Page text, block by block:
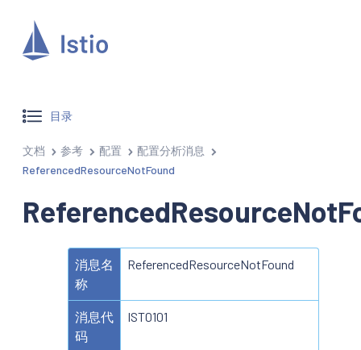
目录
文档 参考 配置
配置分析消息
ReferencedResourceNotFound
消息名
称
ReferencedResourceNotFound
消息代
码
IST0101